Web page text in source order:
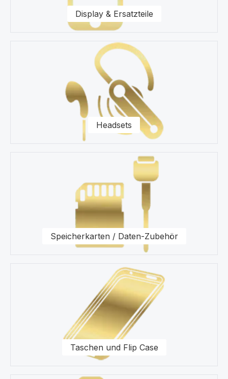
Galaxy J3 (2016) Smartphone zur Seite.
Display & Ersatzteile
Headsets
Speicherkarten / Daten-Zubehör
Taschen und Flip Case